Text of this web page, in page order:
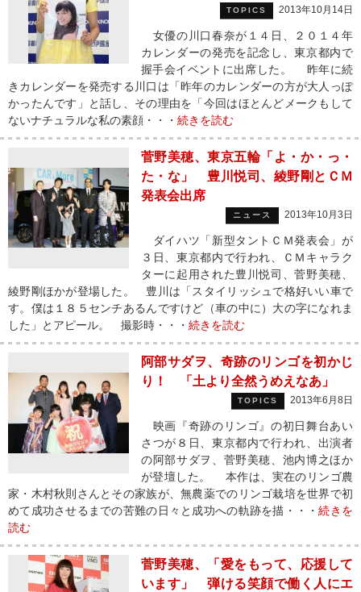
TOPICS 2013年10月14日
女優の川口春奈が１４日、２０１４年
カレンダーの発売を記念し、東京都内で
握手会イベントに出席した。 昨年に続
きカレンダーを発売する川口は「昨年のカレンダーの方が大人っぽ
かったんです」と話し、その理由を「今回はほとんどメークもして
ないナチュラルな私の素顔・・・ 続きを読む
菅野美穂、東京五輪「よ・か・っ・
た・な」 豊川悦司、綾野剛とＣＭ
発表会出席
ニュース 2013年10月3日
ダイハツ「新型タントＣＭ発表会」が
３日、東京都内で行われ、ＣＭキャラク
ターに起用された豊川悦司、菅野美穂、
綾野剛ほかが登場した。 豊川は「スタイリッシュで格好いい車で
す。僕は１８５センチあるんですけど（車の中に）大の字になれま
した」とアピール。 撮影時・・・ 続きを読む
阿部サダヲ、奇跡のリンゴを初かじ
り！ 「土より全然うめえなあ」
TOPICS 2013年6月8日
映画『奇跡のリンゴ』の初日舞台あい
さつが８日、東京都内で行われ、出演者
の阿部サダヲ、菅野美穂、池内博之ほか
が登壇した。 本作は、実在のリンゴ農
家・木村秋則さんとその家族が、無農薬でのリンゴ栽培を世界で初
めて成功させるまでの苦難の日々と成功への軌跡を描・・・続きを
読む
菅野美穂、「愛をもって、応援して
います」 弾ける笑顔で働く人にエ